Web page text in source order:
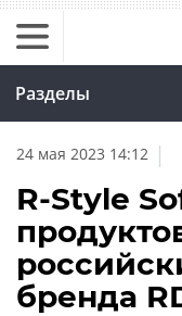
Разделы
24 мая 2023 14:12 |
R-Style
бренда